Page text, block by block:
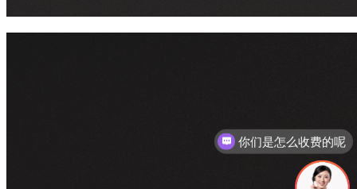
现在有优惠活动吗